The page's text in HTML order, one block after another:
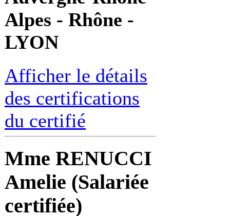
Alpes - Rhône -
LYON
Afficher le détails
des certifications
du certifié
Mme RENUCCI
Amelie (Salariée
certifiée)